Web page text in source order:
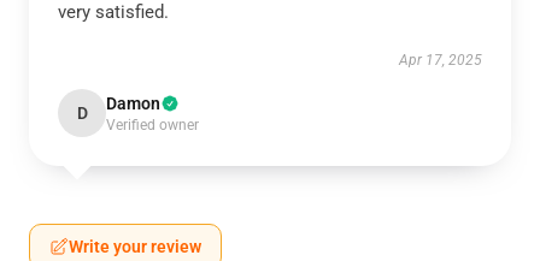
very satisfied.
Apr 17, 2025
D Damon
Verified owner
Write your review